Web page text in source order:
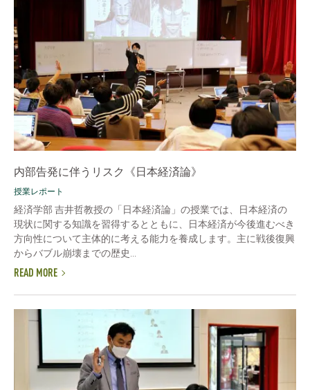
内部告発に伴うリスク《日本経済論》
授業レポート
経済学部 吉井哲教授の「日本経済論」の授業では、日本経済の
現状に関する知識を習得するとともに、日本経済が今後進むべき
方向性について主体的に考える能力を養成します。主に戦後復興
からバブル崩壊までの歴史...
READ MORE